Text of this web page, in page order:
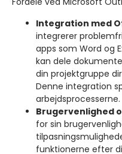
Integration med
integrerer
apps som Word og
kan dele
din projektgruppe
Denne integration
arbejdsprocesserne.
Brugervenlighed
for sin
funktionerne efter